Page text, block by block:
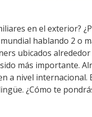
en el exterior?
hablando 2 o
ubicados
más importante.
a nivel
¿Cómo te